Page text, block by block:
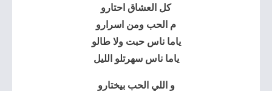
كل العشاق احتارو
م الحب ومن اسرارو
ياما ناس حبت ولا طالو
ياما ناس سهرتلو الليل
و اللي الحب بيختارو